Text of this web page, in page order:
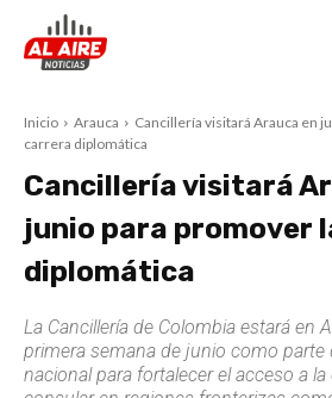
Inicio Arauca
Cancillería visitará Arauca en
carrera diplomática
Cancillería visitará
junio para promover
diplomática
La Cancillería de Colombia estará en
primera semana de junio como parte
nacional para fortalecer el acceso a